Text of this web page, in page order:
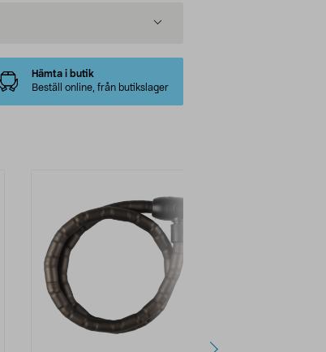
Hämta i butik
Beställ online, från butikslager